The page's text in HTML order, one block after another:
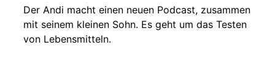
Der Andi macht einen neuen Podcast, zusammen
mit seinem kleinen Sohn. Es geht um das Testen
von Lebensmitteln.